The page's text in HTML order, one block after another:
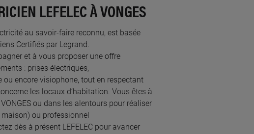
LEFELEC À VONGES
au savoir-faire reconnu, est basée
Certifiés par Legrand.​
et à vous proposer une offre
: prises électriques,
encore visiophone, tout en respectant
les locaux d’habitation. Vous êtes à
ou dans les alentours pour réaliser
ou professionnel
dès à présent LEFELEC pour avancer